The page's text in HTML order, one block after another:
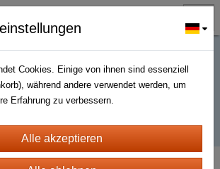
| Diablo 2 Resurrected |
Hardcore Ladder Season 14 (PC - PS4/5)
Cookies. Einige von ihnen sind essenziell
während andere verwendet werden, um
Erfahrung zu verbessern.